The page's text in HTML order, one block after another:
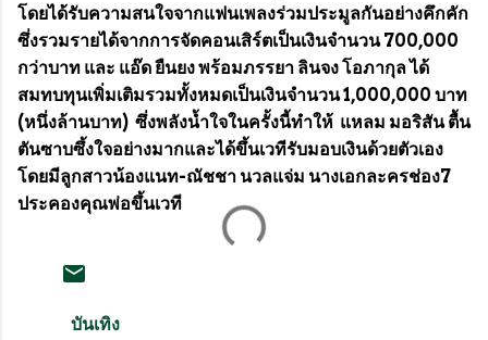
โดยได้รับความสนใจจากแฟนเพลงร่วมประมูลกันอย่างคึกคัก
ซึ่งรวมรายได้จากการจัดคอนเสิร์ตเป็นเงินจำนวน 700,000
กว่าบาท และ แอ๊ด ยืนยง พร้อมภรรยา ลินจง โอภากุล ได้
สมทบทุนเพิ่มเติมรวมทั้งหมดเป็นเงินจำนวน 1,000,000 บาท
(หนึ่งล้านบาท) ซึ่งพลังน้ำใจในครั้งนี้ทำให้ แหลม มอริสัน ตื้น
ตันซาบซึ้งใจอย่างมากและได้ขึ้นเวทีรับมอบเงินด้วยตัวเอง
โดยมีลูกสาวน้องแนท-ณัชชา นวลแจ่ม นางเอกละครช่อง7
ประคองคุณพ่อขึ้นเวที
บันเทิง